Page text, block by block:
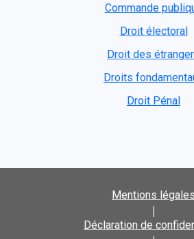
Commande
Droit électoral
Droit des
Droits
Droit Pénal
Mentions légales
|
Déclaration de